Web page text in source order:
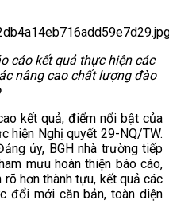
cáo kết quả thực hiện các
nâng cao chất lượng đào
kết quả, điểm nổi bật của
hiện Nghị quyết 29-NQ/TW.
ủy, BGH nhà trường tiếp
mưu hoàn thiện báo cáo,
hơn thành tựu, kết quả các
đổi mới căn bản, toàn diện